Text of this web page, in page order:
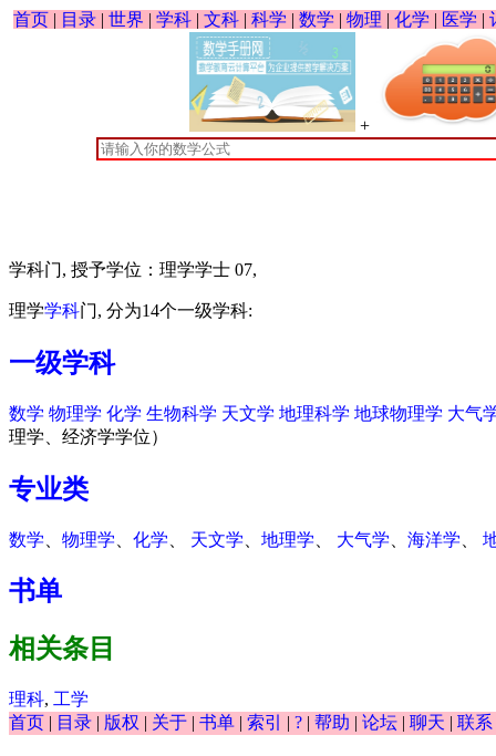
首页 | 目录 | 世界 | 学科 | 文科 | 科学 | 数学 | 物理 | 化学 | 医学 |
+
学科门, 授予学位：理学学士 07,
理学学科门, 分为14个一级学科:
一级学科
数学 物理学 化学 生物科学 天文学 地理科学 地球物理学 大气
理学、经济学学位）
专业类
数学 物理学 化学 天文学 地理学 大气学 海洋学
书单
相关条目
理科, 工学
首页 | 目录 | 版权 | 关于 | 书单 | 索引 | ? | 帮助 | 论坛 | 聊天 | 联系